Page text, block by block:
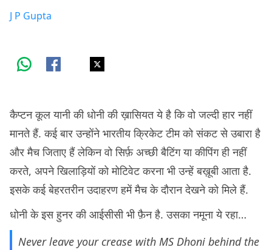
J P Gupta
कैप्टन कूल यानी की धोनी की ख़ासियत ये है कि वो जल्दी हार नहीं
मानते हैं. कई बार उन्होंने भारतीय क्रिकेट टीम को संकट से उबारा है
और मैच जिताए हैं लेकिन वो सिर्फ़ अच्छी बैटिंग या कीपिंग ही नहीं
करते, अपने खिलाड़ियों को मोटिवेट करना भी उन्हें बख़ूबी आता है.
इसके कई बेहरतरीन उदाहरण हमें मैच के दौरान देखने को मिले हैं.
धोनी के इस हुनर की आईसीसी भी फ़ैन है. उसका नमूना ये रहा…
Never leave your crease with MS Dhoni behind the